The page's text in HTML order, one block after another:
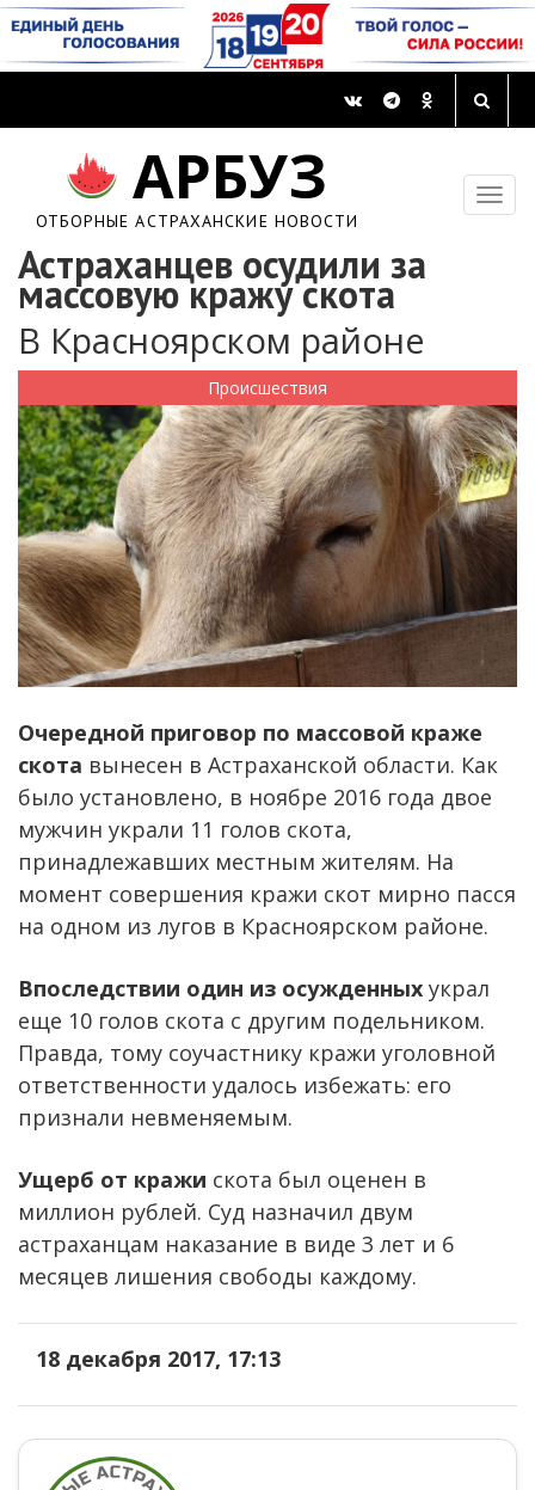
АРБУЗ
ОТБОРНЫЕ АСТРАХАНСКИЕ НОВОСТИ
Астраханцев осудили за
массовую кражу скота
В Красноярском районе
Происшествия
Очередной приговор по массовой краже
скота вынесен в Астраханской области. Как
было установлено, в ноябре 2016 года двое
мужчин украли 11 голов скота,
принадлежавших местным жителям. На
момент совершения кражи скот мирно пасся
на одном из лугов в Красноярском районе.
Впоследствии один из осужденных украл
еще 10 голов скота с другим подельником.
Правда, тому соучастнику кражи уголовной
ответственности удалось избежать: его
признали невменяемым.
Ущерб от кражи скота был оценен в
миллион рублей. Суд назначил двум
астраханцам наказание в виде 3 лет и 6
месяцев лишения свободы каждому.
18 декабря 2017, 17:13